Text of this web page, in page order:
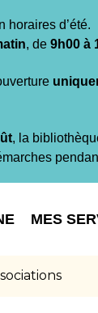
horaires d’été.
, de 9h00 à
, la
MES